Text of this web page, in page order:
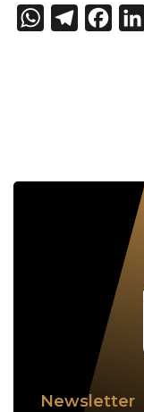
WhatsApp
Newsletter